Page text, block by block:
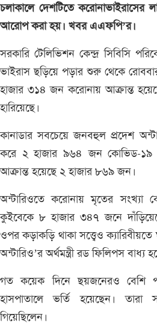
চলাকালে দেশটিতে করোনাভাইরাসের
আরোপ করা হয়। খবর এএফপি’র।
সরকারি টেলিভিশন কেন্দ্র সিবিসি
ভাইরাস ছড়িয়ে পড়ার শুরু থেকে
হাজার ৩১৪ জন করোনায় আক্রান্ত
হারিয়েছে।
কানাডার সবচেয়ে জনবহুল প্রদেশ
করে ২ হাজার ৯৬৪ জন কোভিড-১৯
আক্রান্ত হয়েছে ২ হাজার ৮৬৯ জন।
অন্টারিওতে করোনায় মৃতের
কুইবেকে ৮ হাজার ৩৪৭ জনে
ওপর কড়াকড়ি থাকা সত্ত্বেও
অন্টারিও’র অর্থমন্ত্রী রড ফিলিপস বাধ্য
গত কয়েক দিনে ছয়জনেরও বেশি
হাসপাতালে ভর্তি হয়েছেন।
গিয়েছিলেন।